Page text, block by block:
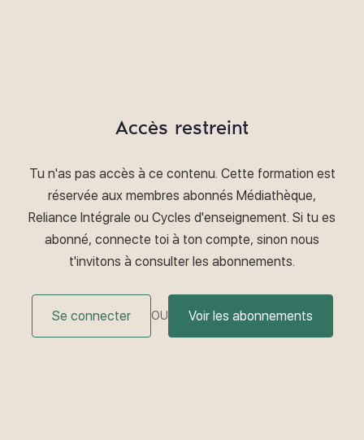
Accès restreint
Tu n'as pas accès à ce contenu. Cette formation est
réservée aux membres abonnés Médiathèque,
Reliance Intégrale ou Cycles d'enseignement. Si tu es
abonné, connecte toi à ton compte, sinon nous
t'invitons à consulter les abonnements.
Se connecter OU Voir les abonnements